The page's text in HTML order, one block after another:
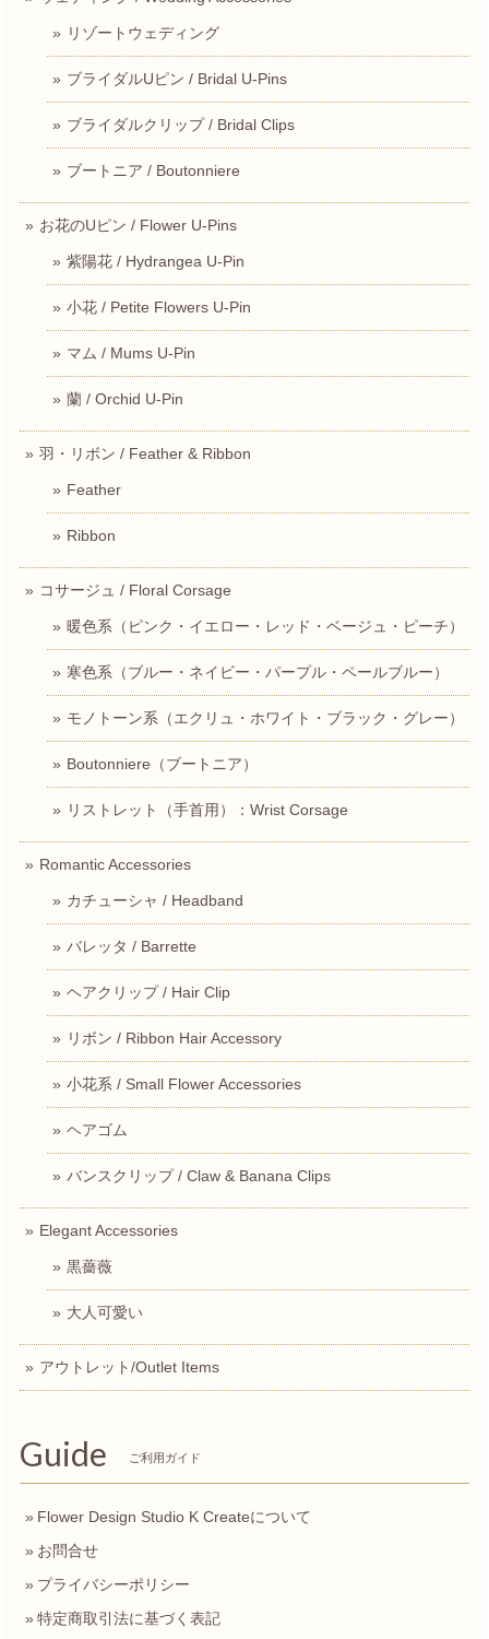
リゾートウェディング
ブライダルUピン / Bridal U-Pins
ブライダルクリップ / Bridal Clips
ブートニア / Boutonniere
お花のUピン / Flower U-Pins
紫陽花 / Hydrangea U-Pin
小花 / Petite Flowers U-Pin
マム / Mums U-Pin
蘭 / Orchid U-Pin
羽・リボン / Feather & Ribbon
Feather
Ribbon
コサージュ / Floral Corsage
暖色系（ピンク・イエロー・レッド・ベージュ・ピーチ）
寒色系（ブルー・ネイビー・パープル・ペールブルー）
モノトーン系（エクリュ・ホワイト・ブラック・グレー）
Boutonniere（ブートニア）
リストレット（手首用）：Wrist Corsage
Romantic Accessories
カチューシャ / Headband
バレッタ / Barrette
ヘアクリップ / Hair Clip
リボン / Ribbon Hair Accessory
小花系 / Small Flower Accessories
ヘアゴム
バンスクリップ / Claw & Banana Clips
Elegant Accessories
黒薔薇
大人可愛い
アウトレット/Outlet Items
Guide ご利用ガイド
Flower Design Studio K Createについて
お問合せ
プライバシーポリシー
特定商取引法に基づく表記